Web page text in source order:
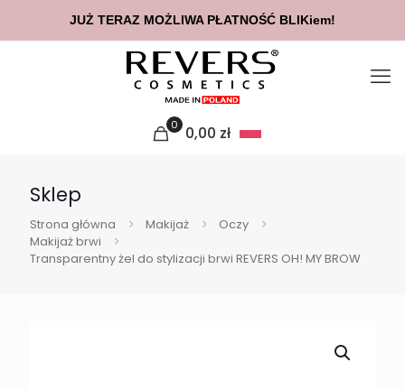
0 0,00 zł
Sklep
Strona główna Makijaż
Oczy
Makijaż brwi
Transparentny żel do stylizacji brwi REVERS OH! MY BROW
JUŻ TERAZ MOŻLIWA PŁATNOŚĆ BLIKiem!